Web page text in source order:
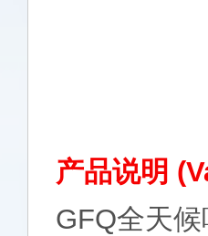
产品说明
GFQ全天